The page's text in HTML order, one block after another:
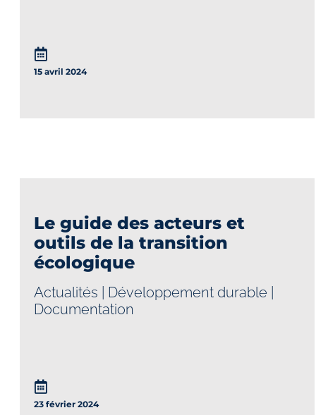
15 avril 2024
Le guide des acteurs et
outils de la transition
écologique
Actualités Développement durable
Documentation
23 février 2024